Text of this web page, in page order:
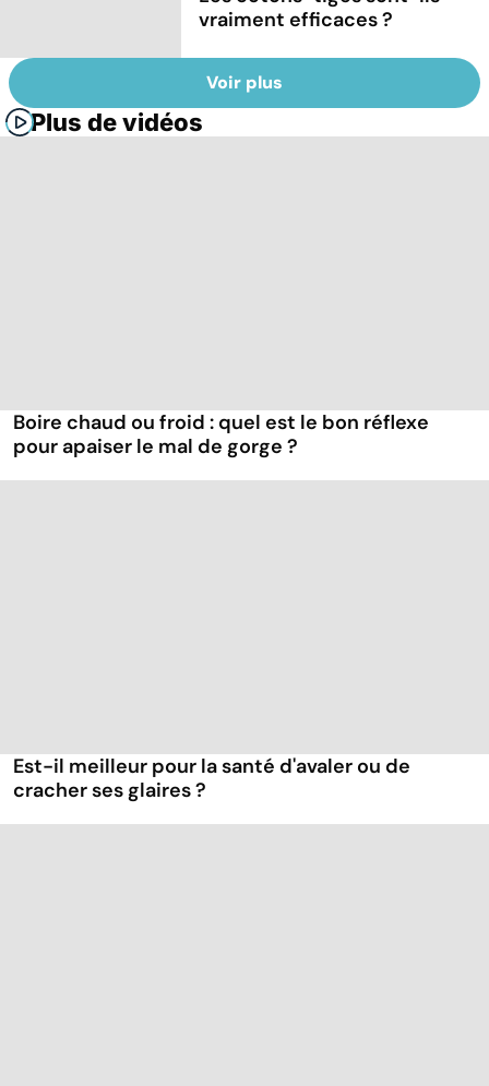
vraiment efficaces ?
Voir plus
Plus de vidéos
Boire chaud ou froid : quel est le bon réflexe
pour apaiser le mal de gorge ?
Est-il meilleur pour la santé d'avaler ou de
cracher ses glaires ?